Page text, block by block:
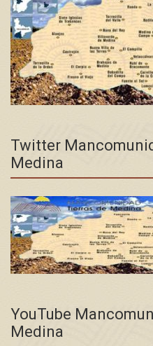
Twitter
Medina
YouTube
Medina